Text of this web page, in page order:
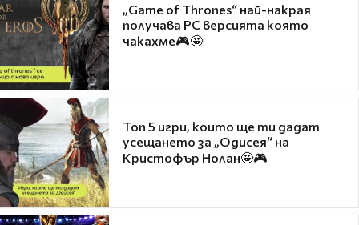
„Game of Thrones“ най-накрая
получава PC версията която
чакахме🎮🤩
Топ 5 игри, които ще ти дадат
усещането за „Одисея“ на
Кристофър Нолан🤩🎮